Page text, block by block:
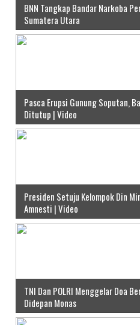
BNN Tangkap Bandar Narkoba
Sumatera Utara
Pasca Erupsi Gunung Soputan,
Ditutup | Video
Presiden Setuju Kelompok Din
Amnesti | Video
TNI Dan POLRI Menggelar Doa
Didepan Monas